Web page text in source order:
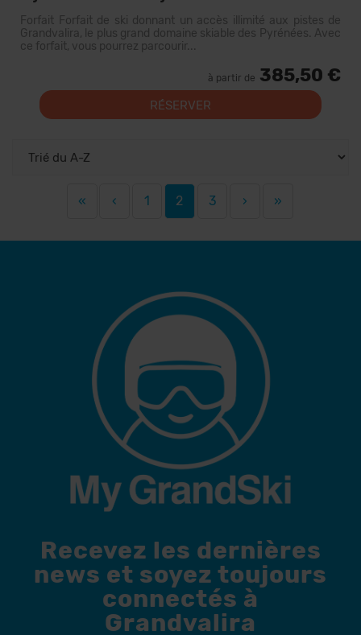
Forfait Forfait de ski donnant un accès illimité aux pistes de
Grandvalira, le plus grand domaine skiable des Pyrénées. Avec
ce forfait, vous pourrez parcourir...
à partir de 385,50 €
RÉSERVER
« ‹ 1 2 3 › »
Recevez les dernières
news et soyez toujours
connectés à
Grandvalira